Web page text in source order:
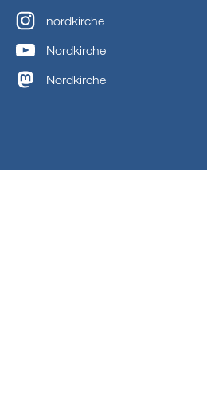
nordkirche
Nordkirche
Nordkirche